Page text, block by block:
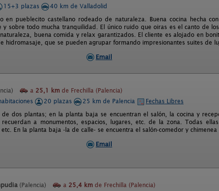
15+3 plazas
40 km de Valladolid
en pueblecito castellano rodeado de naturaleza. Buena cocina hecha
y sobre todo mucha tranquilidad. El único ruido que oiras es el canto de
buena comida y relax garantizados. El cliente es alojado en
hidromasaje, que se pueden agrupar formando impresionantes suites de
Email
a 25,1 km de Frechilla (Palencia)
20 plazas 25 km de Palencia
Fechas Libres
de dos plantas; en la planta baja se encuentran el salón, la cocina y
recuerdan a monumentos, espacios, lugares, etc. de la zona. Todas
En la planta baja -la de calle- se encuentra el salón-comedor y chimenea
Email
(Palencia) a 25,4 km de Frechilla (Palencia)